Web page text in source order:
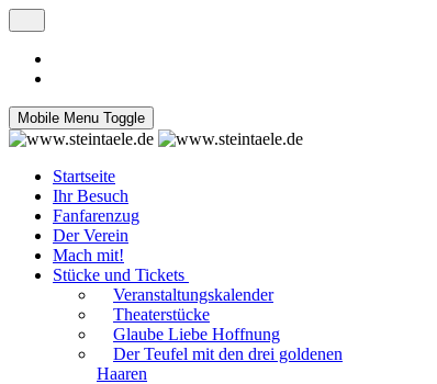
Mobile Menu Toggle
Startseite
Ihr Besuch
Fanfarenzug
Der Verein
Mach mit!
Stücke und Tickets
Veranstaltungskalender
Theaterstücke
Glaube Liebe Hoffnung
Der Teufel mit den drei goldenen
Haaren